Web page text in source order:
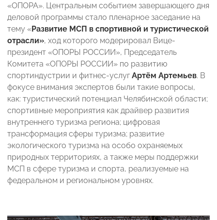
«ОПОРА». Центральным событием завершающего дня
деловой программы стало пленарное заседание на
тему «Развитие МСП в спортивной и туристической
отрасли», ход которого модерировал Вице-
президент «ОПОРЫ РОССИИ», Председатель
Комитета «ОПОРЫ РОССИИ» по развитию
спортиндустрии и фитнес-услуг Артём Артемьев. В
фокусе внимания экспертов были такие вопросы,
как: туристический потенциал Челябинской области;
спортивные мероприятия как драйвер развития
внутреннего туризма региона; цифровая
трансформация сферы туризма; развитие
экологического туризма на особо охраняемых
природных территориях, а также меры поддержки
МСП в сфере туризма и спорта, реализуемые на
федеральном и региональном уровнях.